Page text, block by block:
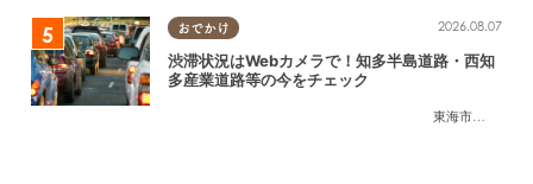
おでかけ
東海市
,大府市
2026.08.07
渋滞状況はWebカメラで！知多半島道路・西知
多産業道路等の今をチェック